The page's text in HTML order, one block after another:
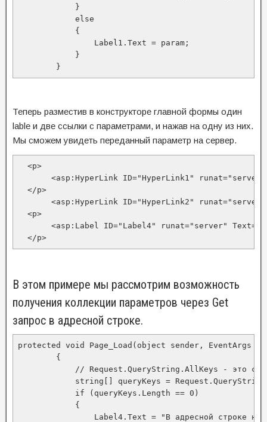
            }
            else
            {
                Label1.Text = param;
            }
        }
Теперь разместив в конструкторе главной формы один
lable и две ссылки с параметрами, и нажав на одну из них.
Мы сможем увидеть переданный параметр на сервер.
  <p>
<asp:HyperLink ID="HyperLink1"
  </p>
<asp:HyperLink ID="HyperLink2"
  <p>
<asp:Label ID="Label4" runat="server"
  </p>
В этом примере мы рассмотрим возможность
получения коллекции параметров через Get
запрос в адресной строке.
protected void Page_Load(object sender, EventArgs e)
        {
// Request.QueryString.AllKeys - это
string[] queryKeys =
            if (queryKeys.Length == 0)
            {
Label4.Text = "В адресной строке